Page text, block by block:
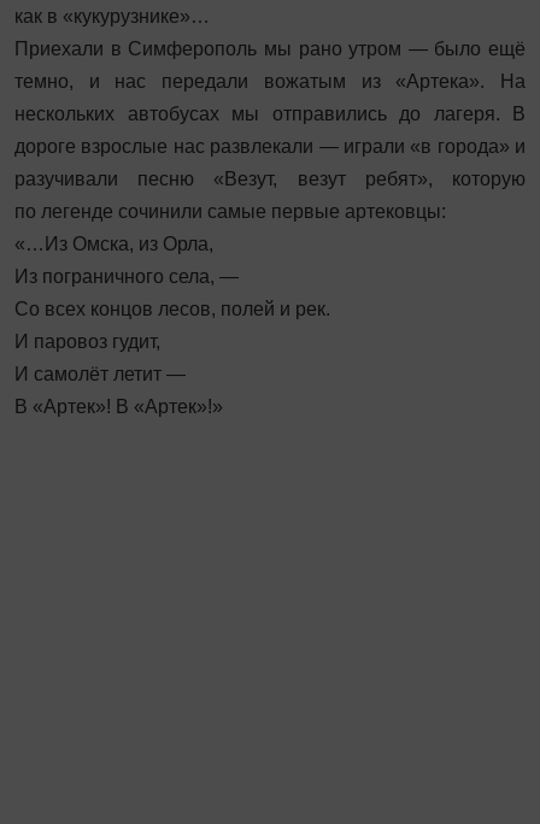
как в «кукурузнике»…
Приехали в Симферополь мы рано утром — было ещё
темно, и нас передали вожатым из «Артека». На
нескольких автобусах мы отправились до лагеря. В
дороге взрослые нас развлекали — играли «в города» и
разучивали песню «Везут, везут ребят», которую
по легенде сочинили самые первые артековцы:
«…Из Омска, из Орла,
Из пограничного села, —
Со всех концов лесов, полей и рек.
И паровоз гудит,
И самолёт летит —
В «Артек»! В «Артек»!»